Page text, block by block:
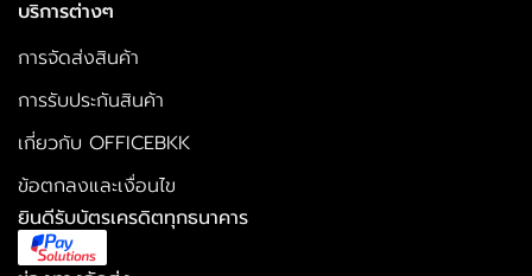
บริการต่างๆ
การจัดส่งสินค้า
การรับประกันสินค้า
เกี่ยวกับ OFFICEBKK
ข้อตกลงและเงื่อนไข
ยินดีรับบัตรเครดิตทุกธนาคาร